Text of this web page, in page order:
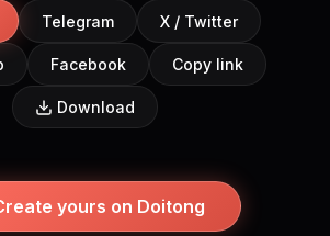
Telegram X / Twitter
Facebook Copy link
Download
yours on Doitong